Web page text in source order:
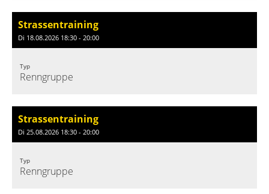
Strassentraining
Di 18.08.2026 18:30 - 20:00
Typ
Renngruppe
Strassentraining
Di 25.08.2026 18:30 - 20:00
Typ
Renngruppe